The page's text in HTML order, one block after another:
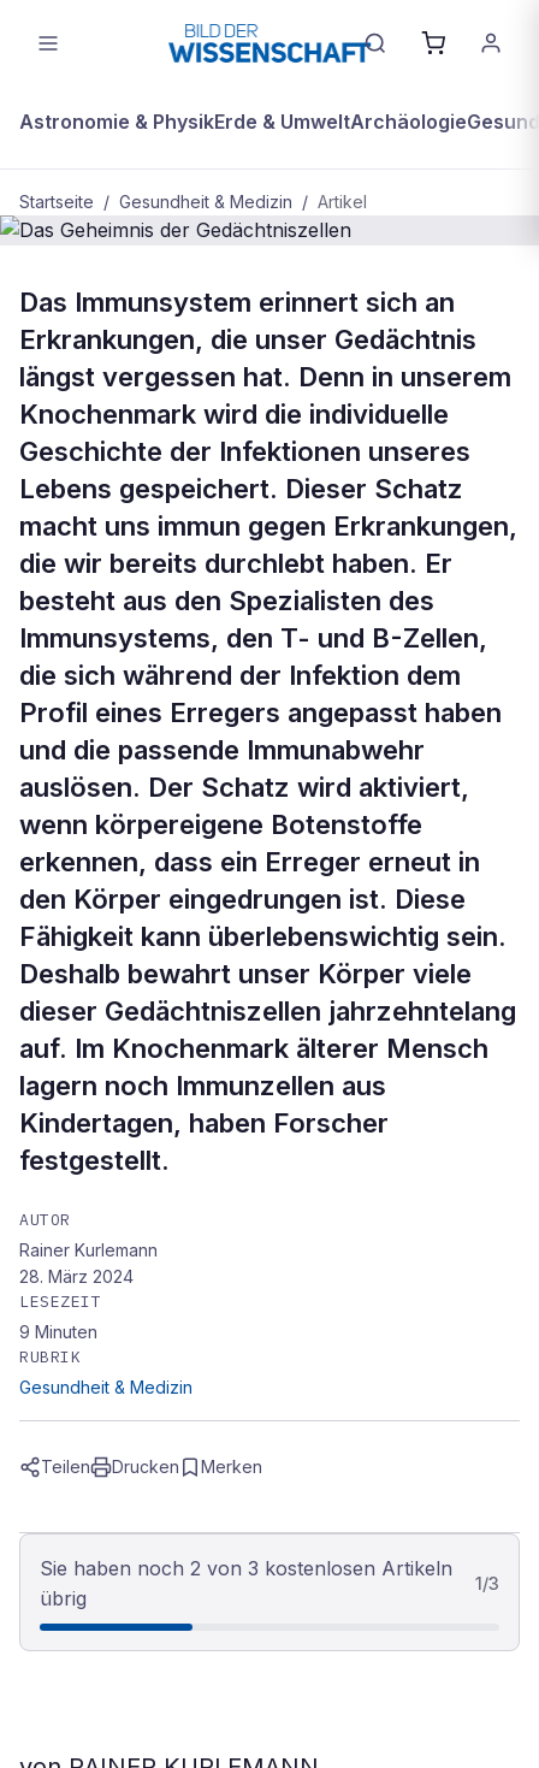
Astronomie & PhysikErde & UmweltArchäologie
Startseite / Gesundheit & Medizin / Artikel
GESUNDHEIT & MEDIZIN
Das Geheimnis der Gedächtniszellen
Das Immunsystem erinnert sich an
Erkrankungen, die unser Gedächtnis
längst vergessen hat. Denn in unserem
Knochenmark wird die individuelle
Geschichte der Infektionen unseres
Lebens gespeichert. Dieser Schatz
macht uns immun gegen Erkrankungen,
die wir bereits durchlebt haben. Er
besteht aus den Spezialisten des
Immunsystems, den T- und B-Zellen,
die sich während der Infektion dem
Profil eines Erregers angepasst haben
und die passende Immunabwehr
auslösen. Der Schatz wird aktiviert,
wenn körpereigene Botenstoffe
erkennen, dass ein Erreger erneut in
den Körper eingedrungen ist. Diese
Fähigkeit kann überlebenswichtig sein.
Deshalb bewahrt unser Körper viele
dieser Gedächtniszellen jahrzehntelang
auf. Im Knochenmark älterer Mensch
lagern noch Immunzellen aus
Kindertagen, haben Forscher
festgestellt.
AUTOR
Rainer Kurlemann
28. März 2024
LESEZEIT
9 Minuten
RUBRIK
Gesundheit & Medizin
Teilen Drucken Merken
Sie haben noch 2 von 3 kostenlosen Artikeln
übrig
1/3